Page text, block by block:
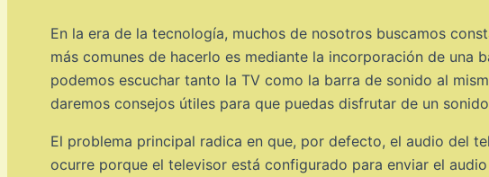
En la era de la tecnología, muchos de nosotros buscamos
más comunes de hacerlo es mediante la incorporación de una
podemos escuchar tanto la TV como la barra de sonido al
daremos consejos útiles para que puedas disfrutar de un
El problema principal radica en que, por defecto, el audio del
ocurre porque el televisor está configurado para enviar el